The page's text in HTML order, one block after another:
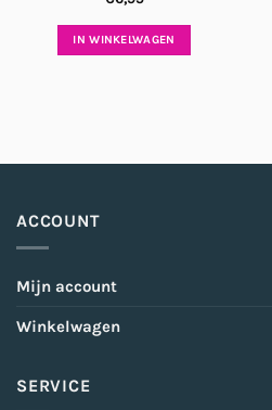
IN WINKELWAGEN
ACCOUNT
Mijn account
Winkelwagen
SERVICE